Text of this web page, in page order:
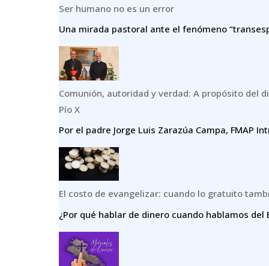
Ser humano no es un error
Una mirada pastoral ante el fenómeno
Comunión, autoridad y verdad: A propósito del
Pío X
Por el padre Jorge Luis Zarazúa Campa, FMAP
El costo de evangelizar: cuando lo gratuito
¿Por qué hablar de dinero cuando hablamos del